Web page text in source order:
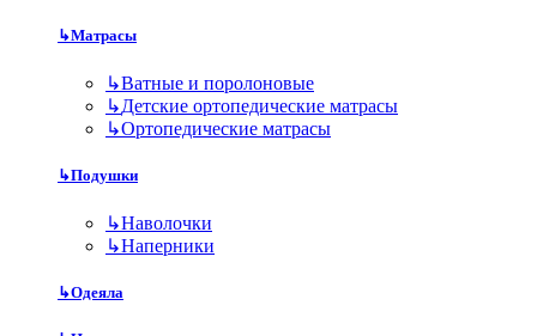
↳Матрасы
↳Ватные и поролоновые
↳Детские ортопедические матрасы
↳Ортопедические матрасы
↳Подушки
↳Наволочки
↳Наперники
↳Одеяла